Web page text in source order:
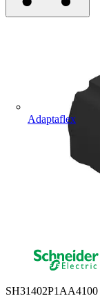
Adaptaflex
SH31402P1AA4100